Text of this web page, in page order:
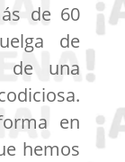
de 60
de
de una
en
hemos